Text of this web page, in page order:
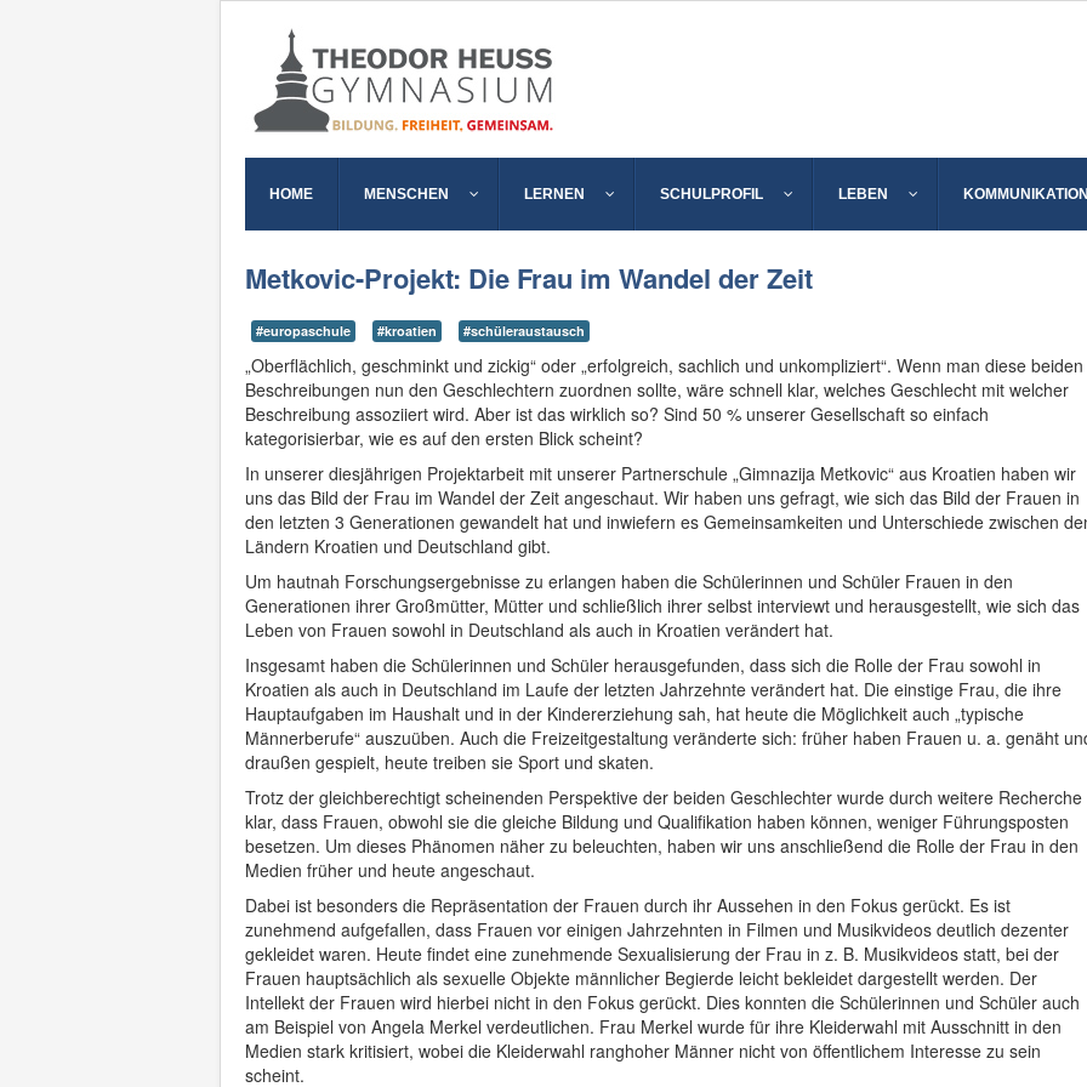
HOME MENSCHEN LERNEN SCHULPROFIL LEBEN
Metkovic-Projekt: Die Frau im Wandel der Zeit
#europaschule #kroatien #schüleraustausch
„Oberflächlich, geschminkt und zickig“ oder „erfolgreich, sachlich und unkompliziert“. Wenn man diese beiden
Beschreibungen nun den Geschlechtern zuordnen sollte, wäre schnell klar, welches Geschlecht mit welcher
Beschreibung assoziiert wird. Aber ist das wirklich so? Sind 50 % unserer Gesellschaft so einfach
kategorisierbar, wie es auf den ersten Blick scheint?
In unserer diesjährigen Projektarbeit mit unserer Partnerschule „Gimnazija Metkovic“ aus Kroatien haben wir
uns das Bild der Frau im Wandel der Zeit angeschaut. Wir haben uns gefragt, wie sich das Bild der Frauen in
den letzten 3 Generationen gewandelt hat und inwiefern es Gemeinsamkeiten und Unterschiede zwischen
Ländern Kroatien und Deutschland gibt.
Um hautnah Forschungsergebnisse zu erlangen haben die Schülerinnen und Schüler Frauen in den
Generationen ihrer Großmütter, Mütter und schließlich ihrer selbst interviewt und herausgestellt, wie sich das
Leben von Frauen sowohl in Deutschland als auch in Kroatien verändert hat.
Insgesamt haben die Schülerinnen und Schüler herausgefunden, dass sich die Rolle der Frau sowohl in
Kroatien als auch in Deutschland im Laufe der letzten Jahrzehnte verändert hat. Die einstige Frau, die ihre
Hauptaufgaben im Haushalt und in der Kindererziehung sah, hat heute die Möglichkeit auch „typische
Männerberufe“ auszuüben. Auch die Freizeitgestaltung veränderte sich: früher haben Frauen u. a. genäht
draußen gespielt, heute treiben sie Sport und skaten.
Trotz der gleichberechtigt scheinenden Perspektive der beiden Geschlechter wurde durch weitere Recherche
klar, dass Frauen, obwohl sie die gleiche Bildung und Qualifikation haben können, weniger Führungsposten
besetzen. Um dieses Phänomen näher zu beleuchten, haben wir uns anschließend die Rolle der Frau in den
Medien früher und heute angeschaut.
Dabei ist besonders die Repräsentation der Frauen durch ihr Aussehen in den Fokus gerückt. Es ist
zunehmend aufgefallen, dass Frauen vor einigen Jahrzehnten in Filmen und Musikvideos deutlich dezenter
gekleidet waren. Heute findet eine zunehmende Sexualisierung der Frau in z. B. Musikvideos statt, bei der
Frauen hauptsächlich als sexuelle Objekte männlicher Begierde leicht bekleidet dargestellt werden. Der
Intellekt der Frauen wird hierbei nicht in den Fokus gerückt. Dies konnten die Schülerinnen und Schüler auch
am Beispiel von Angela Merkel verdeutlichen. Frau Merkel wurde für ihre Kleiderwahl mit Ausschnitt in den
Medien stark kritisiert, wobei die Kleiderwahl ranghoher Männer nicht von öffentlichem Interesse zu sein
scheint.